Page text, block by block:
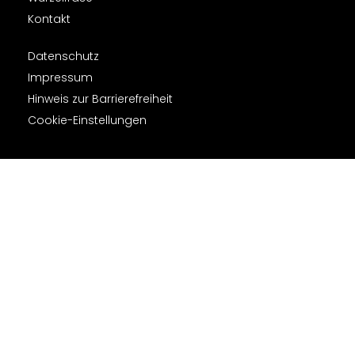
Kontakt
Datenschutz
Impressum
Hinweis zur Barrierefreiheit
Cookie-Einstellungen